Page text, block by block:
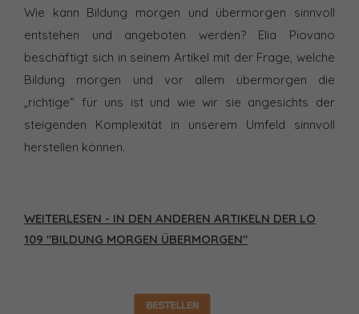
Wie kann Bildung morgen und übermorgen sinnvoll
entstehen und angeboten werden? Elia Piovano
beschäftigt sich in seinem Artikel mit der Frage, welche
Bildung morgen und vor allem übermorgen die
„richtige“ für uns ist und wie wir sie angesichts der
steigenden Komplexität in unserem Umfeld sinnvoll
herstellen können.
WEITERLESEN - IN DEN ANDEREN ARTIKELN DER LO
109 "BILDUNG MORGEN ÜBERMORGEN"